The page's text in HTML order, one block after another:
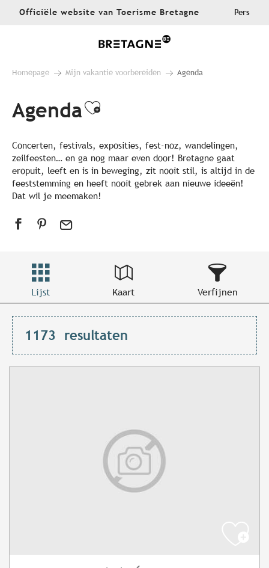
AllerOfficiële website van Toerisme Bretagne Pers
Homepage Mijn vakantie voorbereiden Agenda
AgendaAjouter aux favoris
Concerten, festivals, exposities, fest-noz, wandelingen,
zeilfeesten… en ga nog maar even door! Bretagne gaat
eropuit, leeft en is in beweging, zit nooit stil, is altijd in de
feeststemming en heeft nooit gebrek aan nieuwe ideeën!
Dat wil je meemaken!
Lijst Kaart Verfijnen
1173 resultaten